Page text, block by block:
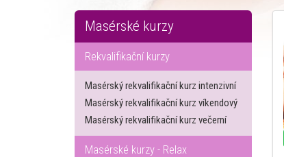
Masérské kurzy
Rekvalifikační kurzy
Masérský rekvalifikační kurz intenzivní
Masérský rekvalifikační kurz víkendový
Masérský rekvalifikační kurz večerní
Masérské kurzy - Relax